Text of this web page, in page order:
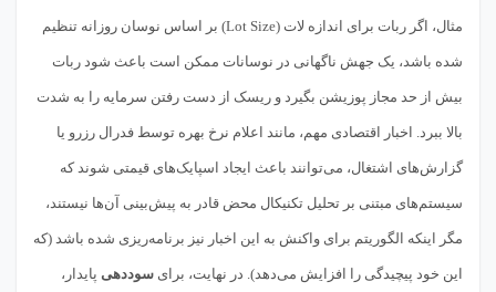
مثال، اگر ربات برای اندازه لات (Lot Size) بر اساس نوسان روزانه تنظیم
شده باشد، یک جهش ناگهانی در نوسانات ممکن است باعث شود ربات
بیش از حد مجاز پوزیشن بگیرد و ریسک از دست رفتن سرمایه را به شدت
بالا ببرد. اخبار اقتصادی مهم، مانند اعلام نرخ بهره توسط فدرال رزرو یا
گزارش‌های اشتغال، می‌توانند باعث ایجاد اسپایک‌های قیمتی شوند که
سیستم‌های مبتنی بر تحلیل تکنیکال محض قادر به پیش‌بینی آن‌ها نیستند،
مگر اینکه الگوریتم برای واکنش به این اخبار نیز برنامه‌ریزی شده باشد (که
این خود پیچیدگی را افزایش می‌دهد). در نهایت، برای سوددهی پایدار،